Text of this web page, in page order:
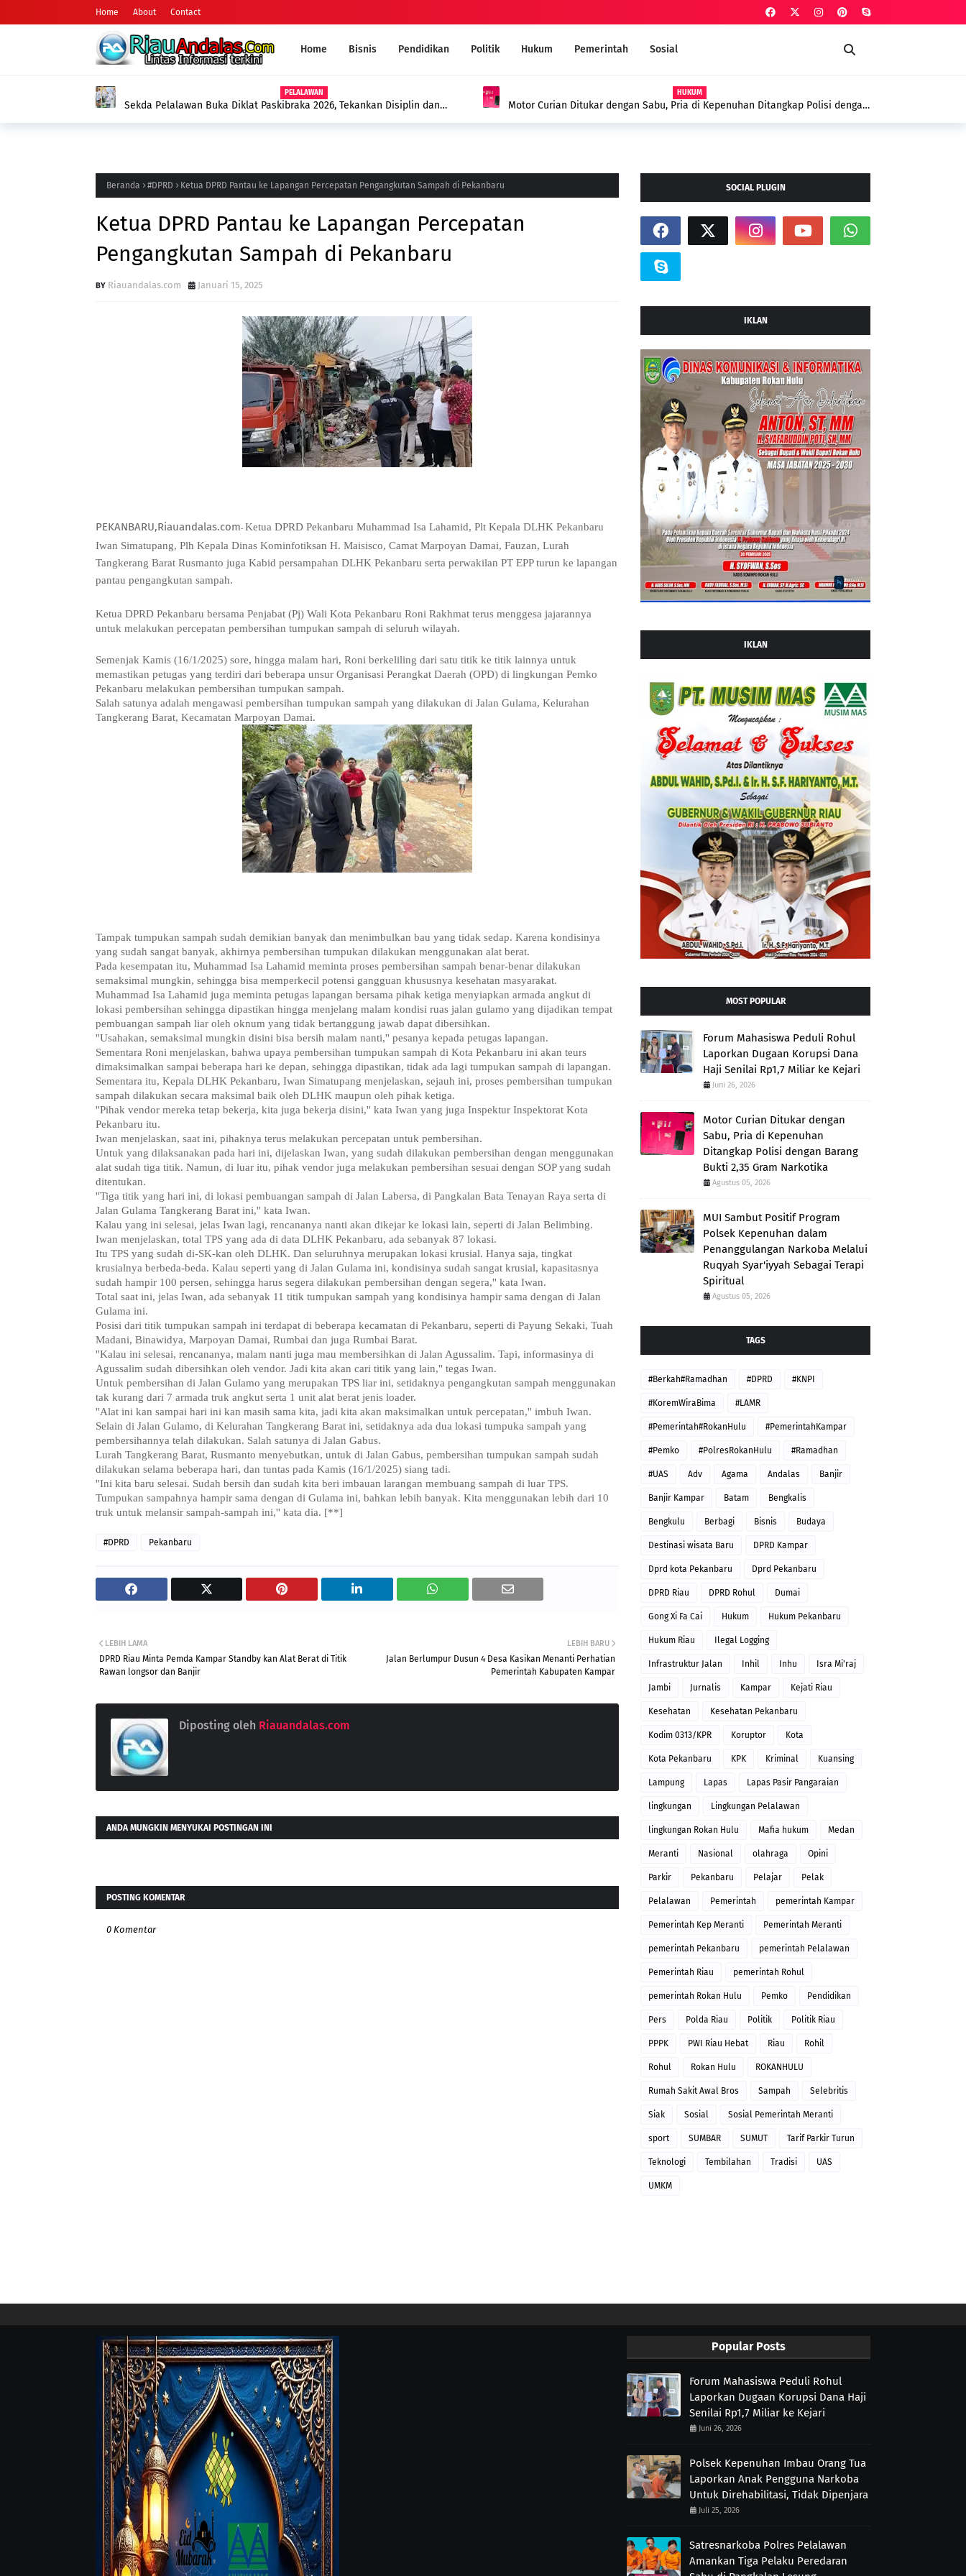
Home About Contact
Home Bisnis Pendidikan Politik Hukum Pemerintah Sosial
HUKUM
Motor Curian Ditukar dengan Sabu, Pria di Kepenuhan Ditangkap Polisi dengan
AGAMA
MUI Sambut Positif Program Polsek Kepenuhan dalam Penanggulangan
Beranda #DPRD Ketua DPRD Pantau ke Lapangan Percepatan Pengangkutan Sampah di Pekanbaru
Ketua DPRD Pantau ke Lapangan Percepatan
Pengangkutan Sampah di Pekanbaru
Riauandalas.com Januari 15, 2025
PEKANBARU,Riauandalas.com- Ketua DPRD Pekanbaru Muhammad Isa Lahamid, Plt Kepala DLHK Pekanbaru
Iwan Simatupang, Plh Kepala Dinas Kominfotiksan H. Maisisco, Camat Marpoyan Damai, Fauzan, Lurah
Tangkerang Barat Rusmanto juga Kabid persampahan DLHK Pekanbaru serta perwakilan PT EPP turun ke lapangan
pantau pengangkutan sampah.
Ketua DPRD Pekanbaru bersama Penjabat (Pj) Wali Kota Pekanbaru Roni Rakhmat terus menggesa jajarannya
untuk melakukan percepatan pembersihan tumpukan sampah di seluruh wilayah.
Semenjak Kamis (16/1/2025) sore, hingga malam hari, Roni berkeliling dari satu titik ke titik lainnya untuk
memastikan petugas yang terdiri dari beberapa unsur Organisasi Perangkat Daerah (OPD) di lingkungan Pemko
Pekanbaru melakukan pembersihan tumpukan sampah.
Salah satunya adalah mengawasi pembersihan tumpukan sampah yang dilakukan di Jalan Gulama, Kelurahan
Tangkerang Barat, Kecamatan Marpoyan Damai.
Tampak tumpukan sampah sudah demikian banyak dan menimbulkan bau yang tidak sedap. Karena kondisinya
yang sudah sangat banyak, akhirnya pembersihan tumpukan dilakukan menggunakan alat berat.
Pada kesempatan itu, Muhammad Isa Lahamid meminta proses pembersihan sampah benar-benar dilakukan
semaksimal mungkin, sehingga bisa memperkecil potensi gangguan khususnya kesehatan masyarakat.
Muhammad Isa Lahamid juga meminta petugas lapangan bersama pihak ketiga menyiapkan armada angkut di
lokasi pembersihan sehingga dipastikan hingga menjelang malam kondisi ruas jalan gulamo yang dijadikan tempat
pembuangan sampah liar oleh oknum yang tidak bertanggung jawab dapat dibersihkan.
''Usahakan, semaksimal mungkin disini bisa bersih malam nanti,'' pesanya kepada petugas lapangan.
Sementara Roni menjelaskan, bahwa upaya pembersihan tumpukan sampah di Kota Pekanbaru ini akan teurs
dimaksimalkan sampai beberapa hari ke depan, sehingga dipastikan, tidak ada lagi tumpukan sampah di lapangan.
Sementara itu, Kepala DLHK Pekanbaru, Iwan Simatupang menjelaskan, sejauh ini, proses pembersihan tumpukan
sampah dilakukan secara maksimal baik oleh DLHK maupun oleh pihak ketiga.
''Pihak vendor mereka tetap bekerja, kita juga bekerja disini,'' kata Iwan yang juga Inspektur Inspektorat Kota
Pekanbaru itu.
Iwan menjelaskan, saat ini, pihaknya terus melakukan percepatan untuk pembersihan.
Untuk yang dilaksanakan pada hari ini, dijelaskan Iwan, yang sudah dilakukan pembersihan dengan menggunakan
alat sudah tiga titik. Namun, di luar itu, pihak vendor juga melakukan pembersihan sesuai dengan SOP yang sudah
ditentukan.
''Tiga titik yang hari ini, di lokasi pembuangan sampah di Jalan Labersa, di Pangkalan Bata Tenayan Raya serta di
Jalan Gulama Tangkerang Barat ini,'' kata Iwan.
Kalau yang ini selesai, jelas Iwan lagi, rencananya nanti akan dikejar ke lokasi lain, seperti di Jalan Belimbing.
Iwan menjelaskan, total TPS yang ada di data DLHK Pekanbaru, ada sebanyak 87 lokasi.
Itu TPS yang sudah di-SK-kan oleh DLHK. Dan seluruhnya merupakan lokasi krusial. Hanya saja, tingkat
krusialnya berbeda-beda. Kalau seperti yang di Jalan Gulama ini, kondisinya sudah sangat krusial, kapasitasnya
sudah hampir 100 persen, sehingga harus segera dilakukan pembersihan dengan segera,'' kata Iwan.
Total saat ini, jelas Iwan, ada sebanyak 11 titik tumpukan sampah yang kondisinya hampir sama dengan di Jalan
Gulama ini.
Posisi dari titik tumpukan sampah ini terdapat di beberapa kecamatan di Pekanbaru, seperti di Payung Sekaki, Tuah
Madani, Binawidya, Marpoyan Damai, Rumbai dan juga Rumbai Barat.
''Kalau ini selesai, rencananya, malam nanti juga mau membersihkan di Jalan Agussalim. Tapi, informasinya di
Agussalim sudah dibersihkan oleh vendor. Jadi kita akan cari titik yang lain,'' tegas Iwan.
Untuk pembersihan di Jalan Gulamo yang merupakan TPS liar ini, setidaknya pengangkutan sampah menggunakan
tak kurang dari 7 armada truk angkut serta 1 unit alat berat jenis loader.
''Alat ini kan sampai hari ini kan masih sama kita, jadi kita akan maksimalkan untuk percepatan,'' imbuh Iwan.
Selain di Jalan Gulamo, di Kelurahan Tangkerang Barat ini, setidaknya ada dua lokasi tumpuka sampah yang
pembersihannya telah dilakukan. Salah satunya di Jalan Gabus.
Lurah Tangkerang Barat, Rusmanto menyebutkan, untuk di Jalan Gabus, pembersihan tumpukan sampah sudah
dilakukan selama beberapa hari, dan tuntas pada Kamis (16/1/2025) siang tadi.
''Ini kita baru selesai. Sudah bersih dan sudah kita beri imbauan larangan membuang sampah di luar TPS.
Tumpukan sampahnya hampir sama dengan di Gulama ini, bahkan lebih banyak. Kita menggunakan lebih dari 10
truk untuk melansir sampah-sampah ini,'' kata dia. [**]
#DPRD Pekanbaru
LEBIH BARU
Jalan Berlumpur Dusun 4 Desa Kasikan Menanti Perhatian
Pemerintah Kabupaten Kampar
LEBIH LAMA
DPRD Riau Minta Pemda Kampar Standby kan Alat Berat di Titik
Rawan longsor dan Banjir
Diposting oleh Riauandalas.com
ANDA MUNGKIN MENYUKAI POSTINGAN INI
POSTING KOMENTAR
0 Komentar
SOCIAL PLUGIN
IKLAN
IKLAN
MOST POPULAR
Forum Mahasiswa Peduli Rohul
Laporkan Dugaan Korupsi Dana
Haji Senilai Rp1,7 Miliar ke Kejari
Juni 26, 2026
Motor Curian Ditukar dengan
Sabu, Pria di Kepenuhan
Ditangkap Polisi dengan Barang
Bukti 2,35 Gram Narkotika
Agustus 05, 2026
MUI Sambut Positif Program
Polsek Kepenuhan dalam
Penanggulangan Narkoba Melalui
Ruqyah Syar'iyyah Sebagai Terapi
Spiritual
Agustus 05, 2026
TAGS
#Berkah#Ramadhan #DPRD #KNPI
#KoremWiraBima #LAMR
#Pemerintah#RokanHulu #PemerintahKampar
#Pemko #PolresRokanHulu #Ramadhan
#UAS Adv Agama Andalas Banjir
Banjir Kampar Batam Bengkalis
Bengkulu Berbagi Bisnis Budaya
Destinasi wisata Baru DPRD Kampar
Dprd kota Pekanbaru Dprd Pekanbaru
DPRD Riau DPRD Rohul Dumai
Gong Xi Fa Cai Hukum Hukum Pekanbaru
Hukum Riau Ilegal Logging
Infrastruktur Jalan Inhil Inhu Isra Mi'raj
Jambi Jurnalis Kampar Kejati Riau
Kesehatan Kesehatan Pekanbaru
Kodim 0313/KPR Koruptor Kota
Kota Pekanbaru KPK Kriminal Kuansing
Lampung Lapas Lapas Pasir Pangaraian
lingkungan Lingkungan Pelalawan
lingkungan Rokan Hulu Mafia hukum Medan
Meranti Nasional olahraga Opini
Parkir Pekanbaru Pelajar Pelak
Pelalawan Pemerintah pemerintah Kampar
Pemerintah Kep Meranti Pemerintah Meranti
pemerintah Pekanbaru pemerintah Pelalawan
Pemerintah Riau pemerintah Rohul
pemerintah Rokan Hulu Pemko Pendidikan
Pers Polda Riau Politik Politik Riau
PPPK PWI Riau Hebat Riau Rohil
Rohul Rokan Hulu ROKANHULU
Rumah Sakit Awal Bros Sampah Selebritis
Siak Sosial Sosial Pemerintah Meranti
sport SUMBAR SUMUT Tarif Parkir Turun
Teknologi Tembilahan Tradisi UAS
UMKM
Popular Posts
Forum Mahasiswa Peduli Rohul
Laporkan Dugaan Korupsi Dana Haji
Senilai Rp1,7 Miliar ke Kejari
Juni 26, 2026
Polsek Kepenuhan Imbau Orang Tua
Laporkan Anak Pengguna Narkoba
Untuk Direhabilitasi, Tidak Dipenjara
Juli 25, 2026
Satresnarkoba Polres Pelalawan
Amankan Tiga Pelaku Peredaran